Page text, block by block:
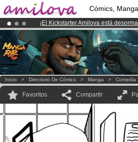
Cómics,
¡ El Kickstarter Amilova está
¡Ya tenemos 134393miembrosy
¡Conviertete en Premium por3.95
Inicio > Directorio De Cómics > Manga > Comedia
Favoritos Compartir